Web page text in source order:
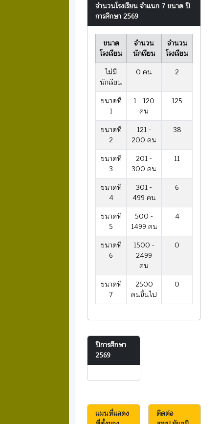
จำนวนโรงเรียน จำแนก 7 ขนาด ปี
การศึกษา 2569
ขนาด
โรงเรียน
จำนวน
นักเรียน
จำนวน
โรงเรียน
ไม่มี
นักเรียน
0 คน 2
ขนาดที่
1
1 - 120
คน
125
ขนาดที่
2
121 -
200 คน
38
ขนาดที่
3
201 -
300 คน
11
ขนาดที่
4
301 -
499 คน
6
ขนาดที่
5
500 -
1499 คน
4
ขนาดที่
6
1500 -
2499
คน
0
ขนาดที่
7
2500
คนขึ้นไป
0
ปีการศึกษา
2569
แผนที่แสดง
ติดต่อ